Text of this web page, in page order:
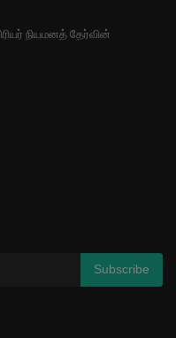
நியமனத் தேர்வின்
Subscribe